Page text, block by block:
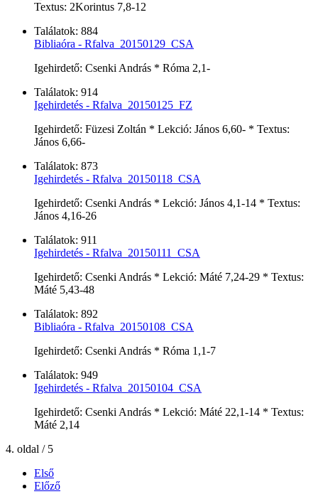
Textus: 2Korintus 7,8-12
Találatok: 884
Bibliaóra - Rfalva_20150129_CSA
Igehirdető: Csenki András * Róma 2,1-
Találatok: 914
Igehirdetés - Rfalva_20150125_FZ
Igehirdető: Füzesi Zoltán * Lekció: János 6,60- * Textus:
János 6,66-
Találatok: 873
Igehirdetés - Rfalva_20150118_CSA
Igehirdető: Csenki András * Lekció: János 4,1-14 * Textus:
János 4,16-26
Találatok: 911
Igehirdetés - Rfalva_20150111_CSA
Igehirdető: Csenki András * Lekció: Máté 7,24-29 * Textus:
Máté 5,43-48
Találatok: 892
Bibliaóra - Rfalva_20150108_CSA
Igehirdető: Csenki András * Róma 1,1-7
Találatok: 949
Igehirdetés - Rfalva_20150104_CSA
Igehirdető: Csenki András * Lekció: Máté 22,1-14 * Textus:
Máté 2,14
4. oldal / 5
Első
Előző